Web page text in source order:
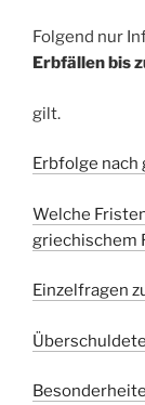
Folgend nur
Erbfällen bis
gilt.
Erbfolge nach
Welche
griechischem
Einzelfragen